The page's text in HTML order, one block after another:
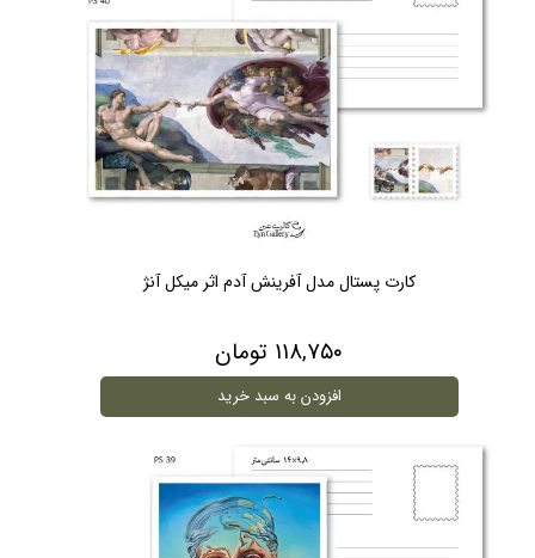
کارت پستال مدل آفرینش آدم اثر میکل آنژ
۱۱۸,۷۵۰ تومان
افزودن به سبد خرید